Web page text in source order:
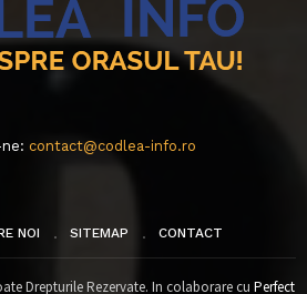
contact@codlea-info.ro
NOI SITEMAP CONTACT
Drepturile Rezervate. In colaborare cu Perfect